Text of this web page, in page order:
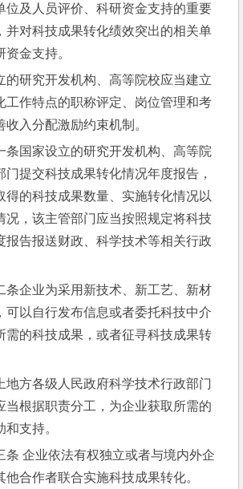
位及人员评价、科研资金支持的重要
并对科技成果转化绩效突出的相关单
金支持。
研究开发机构、高等院校应当建立
工作特点的职称评定、岗位管理和考
入分配激励约束机制。
国家设立的研究开发机构、高等院
门提交科技成果转化情况年度报告，
得的科技成果数量、实施转化情况以
况，该主管部门应当按照规定将科技
报告报送财政、科学技术等相关行政
企业为采用新技术、新工艺、新材
可以自行发布信息或者委托科技中介
需的科技成果，或者征寻科技成果转
方各级人民政府科学技术行政部门
当根据职责分工，为企业获取所需的
支持。
企业依法有权独立或者与境内外企
他合作者联合实施科技成果转化。